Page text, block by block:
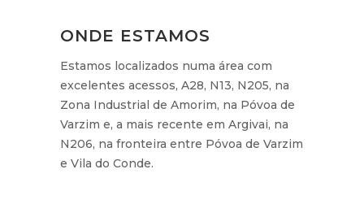
ONDE ESTAMOS
Estamos localizados numa área com
excelentes acessos, A28, N13, N205, na
Zona Industrial de Amorim, na Póvoa de
Varzim e, a mais recente em Argivai, na
N206, na fronteira entre Póvoa de Varzim
e Vila do Conde.